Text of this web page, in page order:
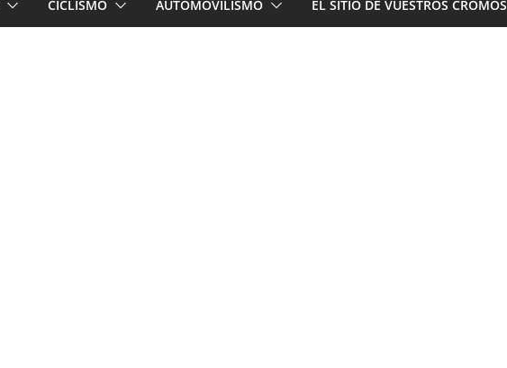
CICLISMO AUTOMOVILISMO EL SITIO DE VUESTROS CROMOS